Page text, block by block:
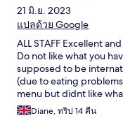
21 มิ.ย. 2023
แปลด้วย Google
ALL STAFF Excellent
Do not like what you
supposed to be
(due to eating
menu but didnt like
room 109 dangerous
Diane, ทริป 14 คืน